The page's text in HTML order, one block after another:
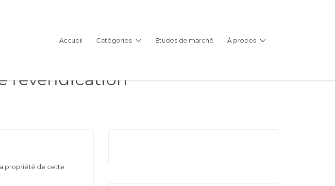
Accueil Catégories Etudes de marché À propos
revendication
propriété de cette